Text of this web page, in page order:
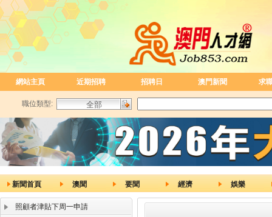
網站主頁 近期招聘 招聘日 澳門新聞 求
職位類型:
新聞首頁 澳聞 要聞 經濟 娛樂
照顧者津貼下周一申請